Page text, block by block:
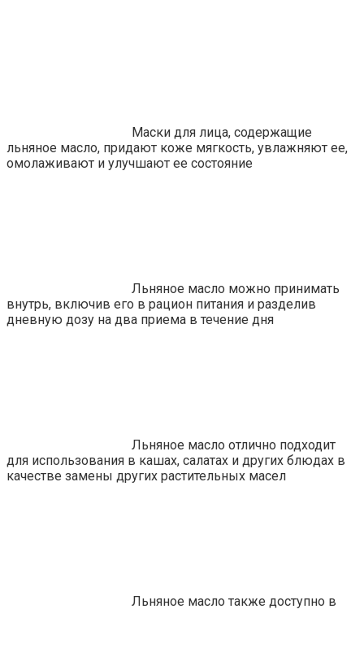
Маски для лица, содержащие
льняное масло, придают коже мягкость, увлажняют ее,
омолаживают и улучшают ее состояние
Льняное масло можно принимать
внутрь, включив его в рацион питания и разделив
дневную дозу на два приема в течение дня
Льняное масло отлично подходит
для использования в кашах, салатах и других блюдах в
качестве замены других растительных масел
Льняное масло также доступно в